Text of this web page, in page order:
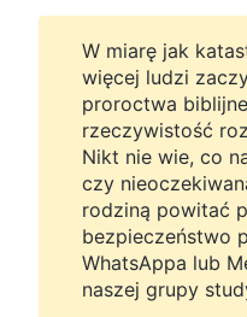
W miarę jak
więcej ludzi
proroctwa
rzeczywistość
Nikt nie wie, co
czy
rodziną powitać
bezpieczeństwo
WhatsAppa lub
naszej grupy